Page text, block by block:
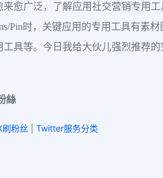
愈广泛，了解应用社交营销专用
Pin时，关键应用的专用工具有素
具等。今日我给大伙儿强烈推荐的
絲
粉丝
Twitter服务分类